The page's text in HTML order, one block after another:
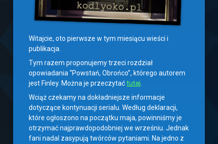
Witajcie, oto pierwsze w tym miesiącu wieści i
publikacja.
Tym razem proponujemy trzeci rozdział
opowiadania “Powstań, Obrońco”, którego autorem
jest Finley. Można je przeczytaćtutaj.
Wciąż czekamy na dokładniejsze informacje
dotyczące kontynuacji serialu. Według deklaracji,
które ogłoszono na początku maja, powinniśmy je
otrzymać najprawdopodobniej we wrześniu. Jednak
fani nadal zasypują twórców pytaniami. Na jedno z